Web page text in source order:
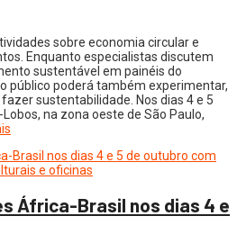
sobre economia circular e
Enquanto especialistas discutem
sustentável em painéis do
público poderá também experimentar,
sustentabilidade. Nos dias 4 e 5
na zona oeste de São Paulo,
África-Brasil nos dias 4 e